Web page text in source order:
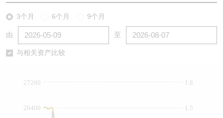
3个月 6个月 9个月
由 至
与相关资产比较
1.5
1.8
26400
27200
认股证/牛熊证日志
牛熊证到期结算价查找
中资ETFs溢价比较